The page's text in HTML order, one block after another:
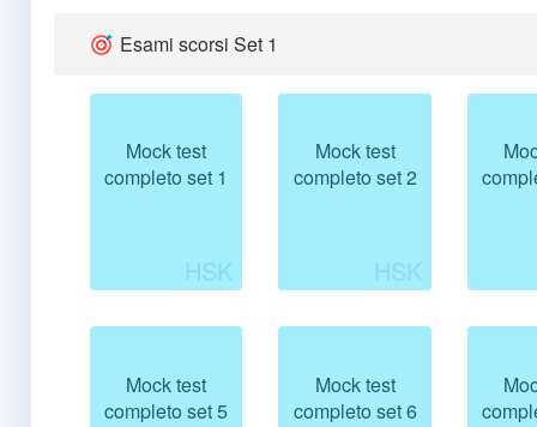
Esami scorsi Set 1
Mock test
completo set 1
Mock test
completo set 2
Mock test
completo set 5
Mock test
completo set 6